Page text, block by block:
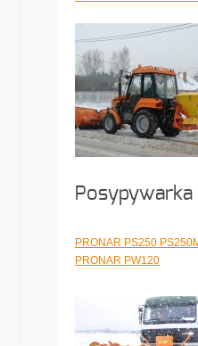
Posypywarka
PRONAR PS250
PRONAR PW120